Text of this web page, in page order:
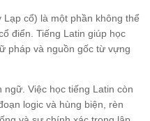
cổ) là một phần không thể
điển. Tiếng Latin giúp học
pháp và nguồn gốc từ vựng
ngữ. Việc học tiếng Latin còn
logic và hùng biện, rèn